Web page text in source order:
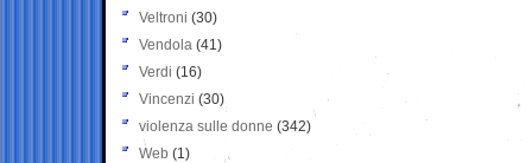
Veltroni (30)
Vendola (41)
Verdi (16)
Vincenzi (30)
violenza sulle donne (342)
Web (1)